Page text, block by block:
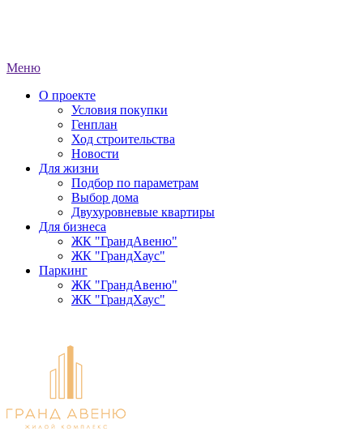
Меню
О проекте
Условия покупки
Генплан
Ход строительства
Новости
Для жизни
Подбор по параметрам
Выбор дома
Двухуровневые квартиры
Для бизнеса
ЖК "ГрандАвеню"
ЖК "ГрандХаус"
Паркинг
ЖК "ГрандАвеню"
ЖК "ГрандХаус"